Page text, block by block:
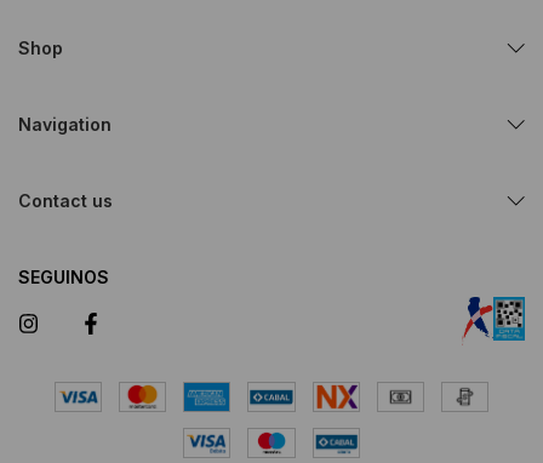
Shop
Navigation
Contact us
SEGUINOS